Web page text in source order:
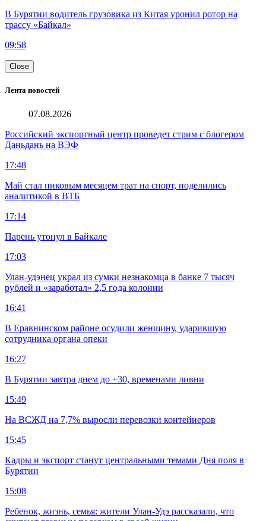
В Бурятии водитель грузовика из Китая уронил ротор на
трассу «Байкал»
09:58
Close
Лента новостей
07.08.2026
Российский экспортный центр проведет стрим с блогером
Даньдань на ВЭФ
17:48
Май стал пиковым месяцем трат на спорт, поделились
аналитикой в ВТБ
17:14
Парень утонул в Байкале
17:03
Улан-удэнец украл из сумки незнакомца в банке 7 тысяч
рублей и «заработал» 2,5 года колонии
16:41
В Еравнинском районе осудили женщину, ударившую
сотрудника органа опеки
16:27
В Бурятии завтра днем до +30, временами ливни
15:49
На ВСЖД на 7,7% выросли перевозки контейнеров
15:45
Кадры и экспорт станут центральными темами Дня поля в
Бурятии
15:08
Ребенок, жизнь, семья: жители Улан-Удэ рассказали, что